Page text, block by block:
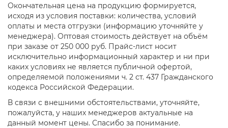
Окончательная цена на продукцию формируется,
исходя из условия поставки: количества, условий
оплаты и места отгрузки (информацию уточняйте у
менеджера). Оптовая стоимость действует на объём
при заказе от 250 000 руб. Прайс-лист носит
исключительно информационный характер и ни при
каких условиях не является публичной офертой,
определяемой положениями ч. 2 ст. 437 Гражданского
кодекса Российской Федерации.
В связи с внешними обстоятельствами, уточняйте,
пожалуйста, у наших менеджеров актуальные на
данный момент цены. Спасибо за понимание.